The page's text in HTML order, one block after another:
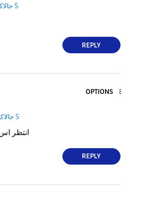
جالاكسى S
REPLY
OPTIONS
جالاكسى S
انتظر اس 26 بلس اذا المعالج
REPLY